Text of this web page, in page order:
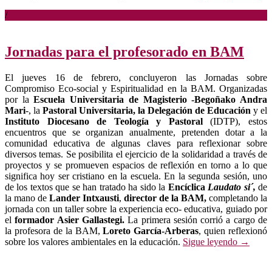
/
Jornadas para el profesorado en BAM
El jueves 16 de febrero, concluyeron las Jornadas sobre
Compromiso Eco-social y Espiritualidad en la BAM. Organizadas
por laEscuela Universitaria de Magisterio -Begoñako Andra
Mari-, la Pastoral Universitaria, la Delegación de Educación y el
Instituto Diocesano de Teología y Pastoral(IDTP), estos
encuentros que se organizan anualmente, pretenden dotar a la
comunidad educativa de algunas claves para reflexionar sobre
diversos temas. Se posibilita el ejercicio de la solidaridad a través de
proyectos y se promueven espacios de reflexión en torno a lo que
significa hoy ser cristiano en la escuela. En la segunda sesión, uno
de los textos que se han tratado ha sido la Encíclica Laudato si´,de
la mano de Lander Intxausti, director de la BAM, completando la
jornada con un taller sobre la experiencia eco- educativa, guiado por
el formador Asier Gallastegi.La primera sesión corrió a cargo de
la profesora de la BAM,Loreto García-Arberas, quien reflexionó
sobre los valores ambientales en la educación. Sigue leyendo →